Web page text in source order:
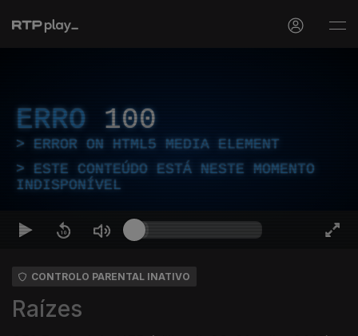
ERRO 100
ERROR ON HTML5 MEDIA ELEMENT
ESTE CONTEÚDO ESTÁ NESTE MOMENTO
INDISPONÍVEL
CONTROLO PARENTAL INATIVO
Raízes